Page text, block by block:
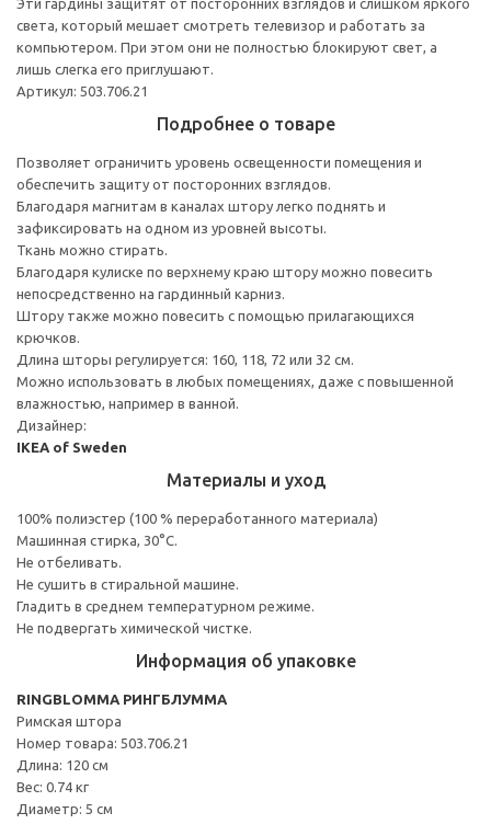
света, который мешает смотреть телевизор и работать за
компьютером. При этом они не полностью блокируют свет, а
лишь слегка его приглушают.
Артикул: 503.706.21
Подробнее о товаре
Позволяет ограничить уровень освещенности помещения и
обеспечить защиту от посторонних взглядов.
Благодаря магнитам в каналах штору легко поднять и
зафиксировать на одном из уровней высоты.
Ткань можно стирать.
Благодаря кулиске по верхнему краю штору можно повесить
непосредственно на гардинный карниз.
Штору также можно повесить с помощью прилагающихся
крючков.
Длина шторы регулируется: 160, 118, 72 или 32 см.
Можно использовать в любых помещениях, даже с повышенной
влажностью, например в ванной.
Дизайнер:
IKEA of Sweden
Материалы и уход
100% полиэстер (100 % переработанного материала)
Машинная стирка, 30°С.
Не отбеливать.
Не сушить в стиральной машине.
Гладить в среднем температурном режиме.
Не подвергать химической чистке.
Информация об упаковке
RINGBLOMMA РИНГБЛУММА
Римская штора
Номер товара: 503.706.21
Длина: 120 см
Вес: 0.74 кг
Диаметр: 5 см